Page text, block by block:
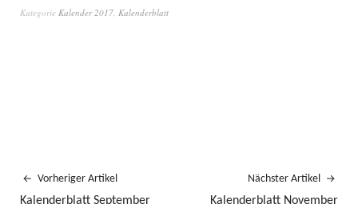
Kategorie Kalender 2017 Kalenderblatt
Vorheriger Artikel
Kalenderblatt September
Nächster Artikel
Kalenderblatt November